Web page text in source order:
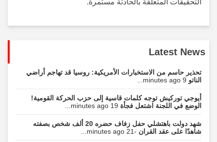
التحقيقات المتعلقة بالحادثة مستمرة.
Latest News
تحذير حاسم من الاستخبارات الأمريكية: روسيا قد تهاجم أراضي
الناتو9 minutes ago...
أيوجي توركيش توجه كلمات قاسية إلى حزب الحركة القومية!
الوضع في اللجنة اشتعل فجأة19 minutes ago...
شهد دولت باهتشلي حفل زفاف حضره 20 ألف شخص بصفته
شاهدًا على عقد القران -21 minutes ago...